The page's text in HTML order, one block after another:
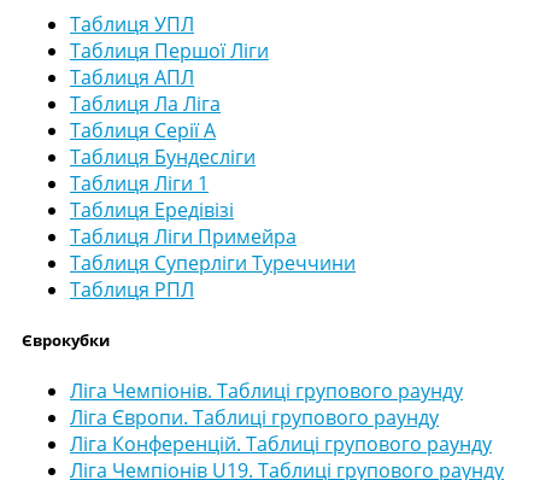
Таблиця УПЛ
Таблиця Першої Ліги
Таблиця АПЛ
Таблиця Ла Ліга
Таблиця Серії А
Таблиця Бундесліги
Таблиця Ліги 1
Таблиця Ередівізі
Таблиця Ліги Примейра
Таблиця Суперліги Туреччини
Таблиця РПЛ
Єврокубки
Ліга Чемпіонів. Таблиці групового раунду
Ліга Європи. Таблиці групового раунду
Ліга Конференцій. Таблиці групового раунду
Ліга Чемпіонів U19. Таблиці групового раунду